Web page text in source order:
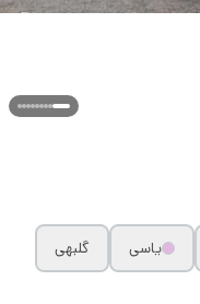
یاسی گلبهی